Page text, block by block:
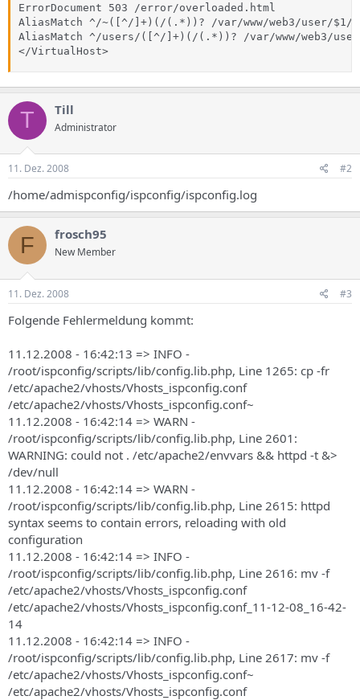
ErrorDocument 503 /error/overloaded.html
AliasMatch ^/~([^/]+)(/(.*))? /var/www/web3/user/$1/
AliasMatch ^/users/([^/]+)(/(.*))? /var/www/web3/
</VirtualHost>
T Till
Administrator
11. Dez. 2008 #2
/home/admispconfig/ispconfig/ispconfig.log
F frosch95
New Member
11. Dez. 2008 #3
Folgende Fehlermeldung kommt:
11.12.2008 - 16:42:13 => INFO -
/root/ispconfig/scripts/lib/config.lib.php, Line 1265: cp -fr
/etc/apache2/vhosts/Vhosts_ispconfig.conf
/etc/apache2/vhosts/Vhosts_ispconfig.conf~
11.12.2008 - 16:42:14 => WARN -
/root/ispconfig/scripts/lib/config.lib.php, Line 2601:
WARNING: could not . /etc/apache2/envvars && httpd -t &>
/dev/null
11.12.2008 - 16:42:14 => WARN -
/root/ispconfig/scripts/lib/config.lib.php, Line 2615: httpd
syntax seems to contain errors, reloading with old
configuration
11.12.2008 - 16:42:14 => INFO -
/root/ispconfig/scripts/lib/config.lib.php, Line 2616: mv -f
/etc/apache2/vhosts/Vhosts_ispconfig.conf
/etc/apache2/vhosts/Vhosts_ispconfig.conf_11-12-08_16-42-
14
11.12.2008 - 16:42:14 => INFO -
/root/ispconfig/scripts/lib/config.lib.php, Line 2617: mv -f
/etc/apache2/vhosts/Vhosts_ispconfig.conf~
/etc/apache2/vhosts/Vhosts_ispconfig.conf